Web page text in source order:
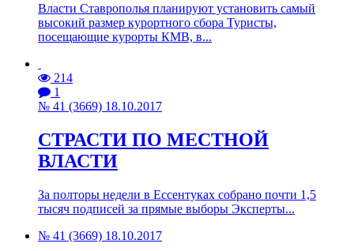
Власти Ставрополья планируют установить самый
высокий размер курортного сбора Туристы,
посещающие курорты КМВ, в...
214
1
№ 41 (3669) 18.10.2017
СТРАСТИ ПО МЕСТНОЙ
ВЛАСТИ
За полторы недели в Ессентуках собрано почти 1,5
тысяч подписей за прямые выборы Эксперты...
№ 41 (3669) 18.10.2017